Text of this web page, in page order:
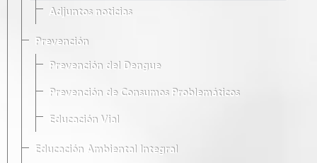
Adjuntos noticias
Prevención
Prevención del Dengue
Prevención de Consumos Problemáticos
Educación Vial
Educación Ambiental Integral